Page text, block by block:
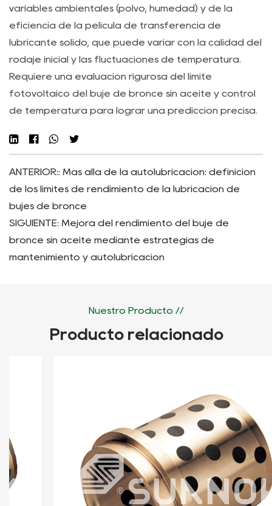
variables ambientales (polvo, humedad) y de la
eficiencia de la película de transferencia de
lubricante sólido, que puede variar con la calidad del
rodaje inicial y las fluctuaciones de temperatura.
Requiere una evaluación rigurosa del límite
fotovoltaico del buje de bronce sin aceite y control
de temperatura para lograr una predicción precisa.
ANTERIOR:: Más allá de la autolubricación: definición
de los límites de rendimiento de la lubricación de
bujes de bronce
SIGUIENTE: Mejora del rendimiento del buje de
bronce sin aceite mediante estrategias de
mantenimiento y autolubricación
Nuestro Producto //
Producto relacionado